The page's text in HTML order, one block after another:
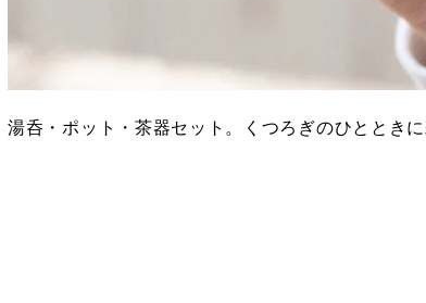
湯呑・ポット・茶器セット。くつろぎのひとときに